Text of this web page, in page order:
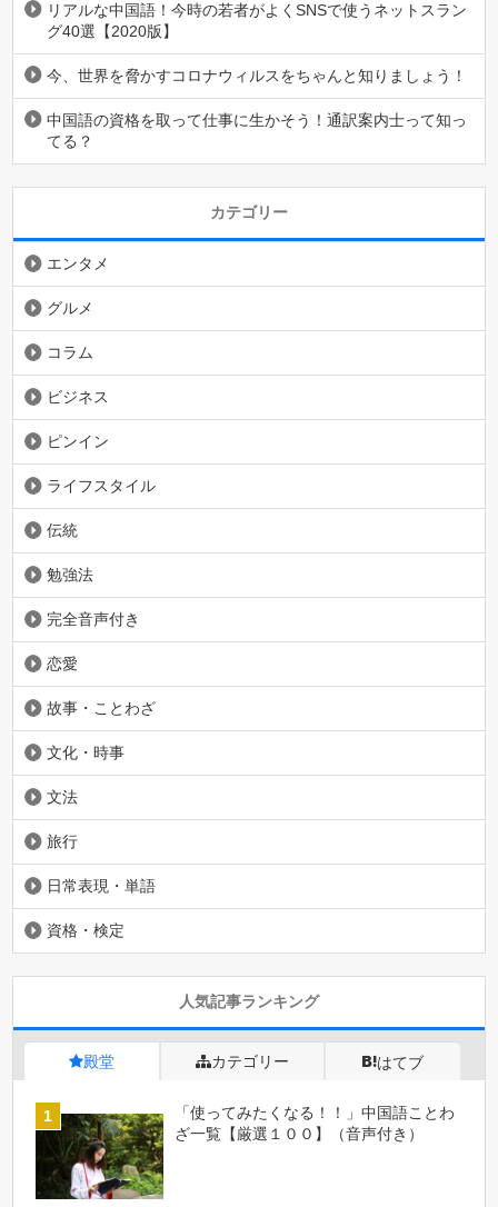
リアルな中国語！今時の若者がよくSNSで使うネットスラン
グ40選【2020版】
今、世界を脅かすコロナウィルスをちゃんと知りましょう！
中国語の資格を取って仕事に生かそう！通訳案内士って知っ
てる？
カテゴリー
エンタメ
グルメ
コラム
ビジネス
ピンイン
ライフスタイル
伝統
勉強法
完全音声付き
恋愛
故事・ことわざ
文化・時事
文法
旅行
日常表現・単語
資格・検定
人気記事ランキング
殿堂 カテゴリー はてブ
「使ってみたくなる！！」中国語ことわ
ざ一覧【厳選１００】（音声付き）